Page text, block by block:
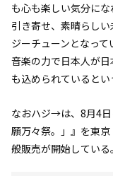
も心も楽しい気分に
引き寄せ、素晴らし
ジーチューンとなって
音楽の力で日本人が
も込められているとい
なおハジ→は、8月4日
願万々祭。」』を東
般販売が開始している。